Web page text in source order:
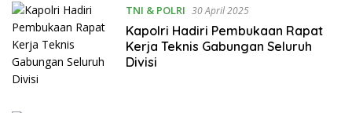
LAMPUNG
TNI & POLRI 30 April 2025
Kapolri Hadiri Pembukaan Rapat
Kerja Teknis Gabungan Seluruh
Divisi